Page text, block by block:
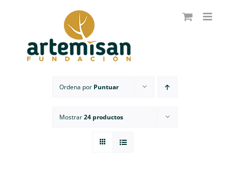
Ordena por Puntuar
Mostrar24 productos